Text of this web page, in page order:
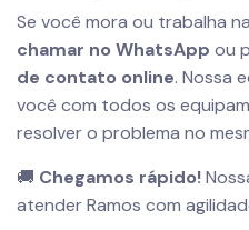
Se você mora ou trabalha
chamar no WhatsApp ou
de contato online. Nossa
você com todos os
resolver o problema no
🚚 Chegamos rápido!
atender Ramos com